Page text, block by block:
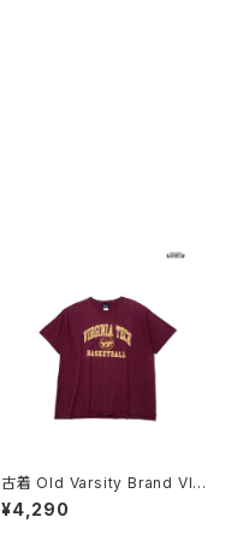
古着 Old Varsity Brand VIRG
INIA TECH BASKETBALL カ
レッジロゴ コットン100％ 半袖
¥4,290